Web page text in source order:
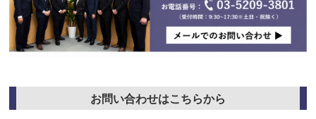
お問い合わせはこちらから